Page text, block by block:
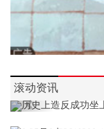
滚动资讯
Previous